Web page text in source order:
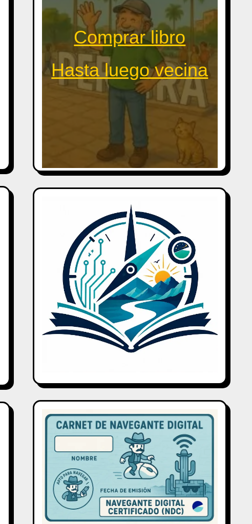
Comprar libro
Hasta luego vecina